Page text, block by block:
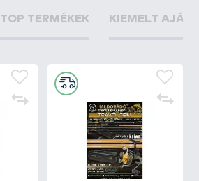
TOP TERMÉKEK KIEMELT